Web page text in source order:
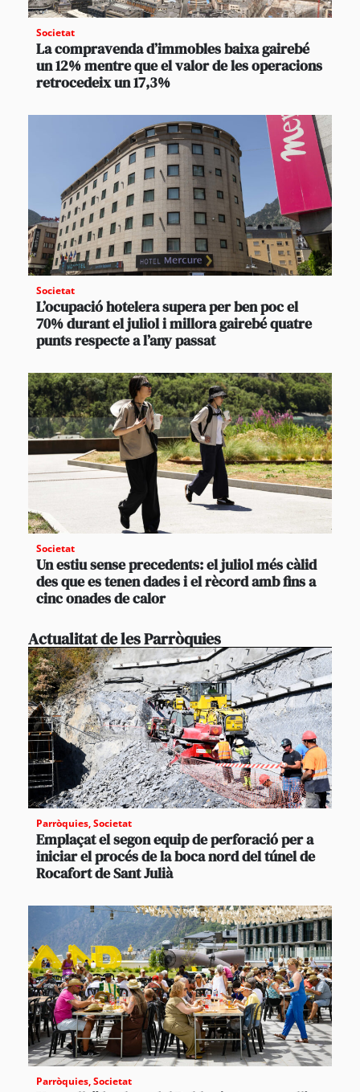
Societat
La compravenda d’immobles baixa gairebé
un 12% mentre que el valor de les operacions
retrocedeix un 17,3%
Societat
L’ocupació hotelera supera per ben poc el
70% durant el juliol i millora gairebé quatre
punts respecte a l’any passat
Societat
Un estiu sense precedents: el juliol més càlid
des que es tenen dades i el rècord amb fins a
cinc onades de calor
Actualitat de les Parròquies
Parròquies,Societat
Emplaçat el segon equip de perforació per a
iniciar el procés de la boca nord del túnel de
Rocafort de Sant Julià
Parròquies,Societat